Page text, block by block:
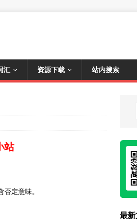
汇 资源下载 站内搜索
站
定意味。
最